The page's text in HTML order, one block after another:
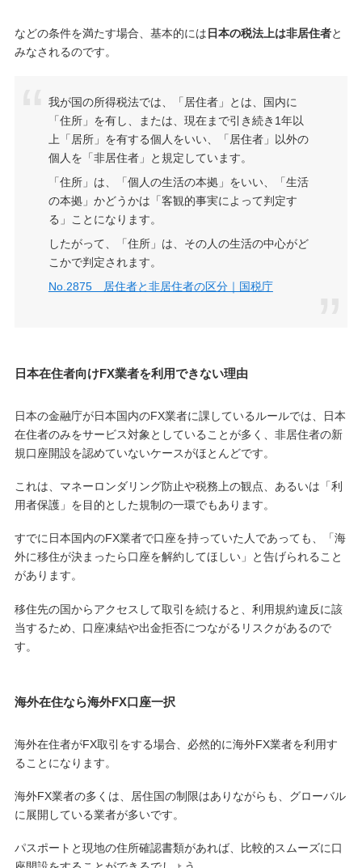
などの条件を満たす場合、基本的には日本の税法上は非居住者と
みなされるのです。
我が国の所得税法では、「居住者」とは、国内に
「住所」を有し、または、現在まで引き続き1年以
上「居所」を有する個人をいい、「居住者」以外の
個人を「非居住者」と規定しています。
「住所」は、「個人の生活の本拠」をいい、「生活
の本拠」かどうかは「客観的事実によって判定す
る」ことになります。
したがって、「住所」は、その人の生活の中心がど
こかで判定されます。
No.2875 居住者と非居住者の区分｜国税庁
日本在住者向けFX業者を利用できない理由
日本の金融庁が日本国内のFX業者に課しているルールでは、日本
在住者のみをサービス対象としていることが多く、非居住者の新
規口座開設を認めていないケースがほとんどです。
これは、マネーロンダリング防止や税務上の観点、あるいは「利
用者保護」を目的とした規制の一環でもあります。
すでに日本国内のFX業者で口座を持っていた人であっても、「海
外に移住が決まったら口座を解約してほしい」と告げられること
があります。
移住先の国からアクセスして取引を続けると、利用規約違反に該
当するため、口座凍結や出金拒否につながるリスクがあるので
す。
海外在住なら海外FX口座一択
海外在住者がFX取引をする場合、必然的に海外FX業者を利用す
ることになります。
海外FX業者の多くは、居住国の制限はありながらも、グローバル
に展開している業者が多いです。
パスポートと現地の住所確認書類があれば、比較的スムーズに口